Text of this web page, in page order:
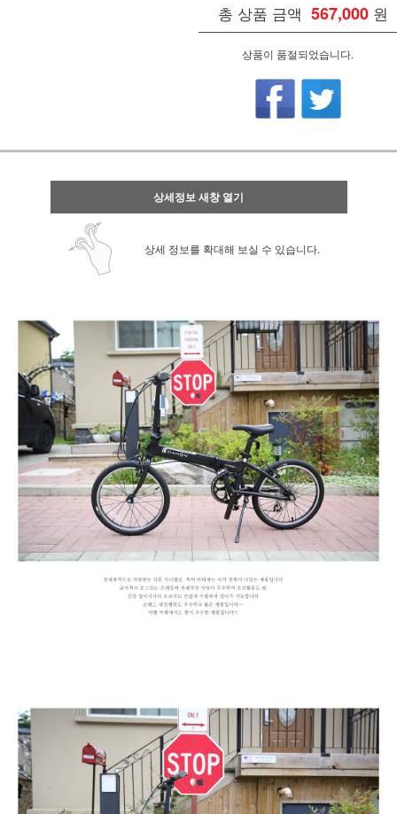
총 상품 금액 567,000 원
상품이 품절되었습니다.
상세정보 새창 열기
상세 정보를 확대해 보실 수 있습니다.